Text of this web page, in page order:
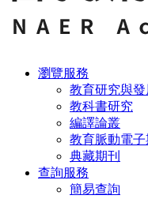
瀏覽服務
教育研究與發
教科書研究
編譯論叢
教育脈動電子
典藏期刊
查詢服務
簡易查詢